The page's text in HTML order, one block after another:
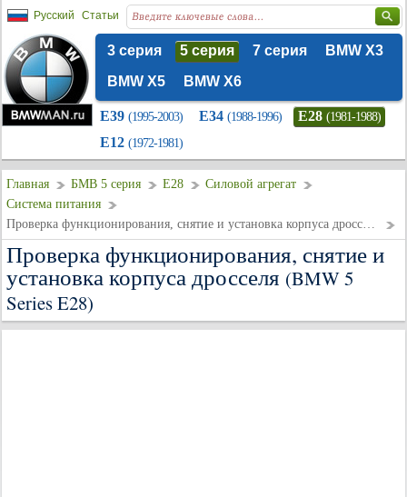
Русский Статьи
3 серия 5 серия 7 серия
BMW X3
BMW X5
BMW X6
E39 (1995-2003) E34 (1988-1996) E28 (1981-1988)
E12 (1972-1981)
Главная БМВ 5 серия E28
Силовой агрегат
Система питания
Проверка функционирования, снятие и установка корпуса дросселя
Проверка функционирования, снятие и
установка корпуса дросселя (BMW 5
Series E28)